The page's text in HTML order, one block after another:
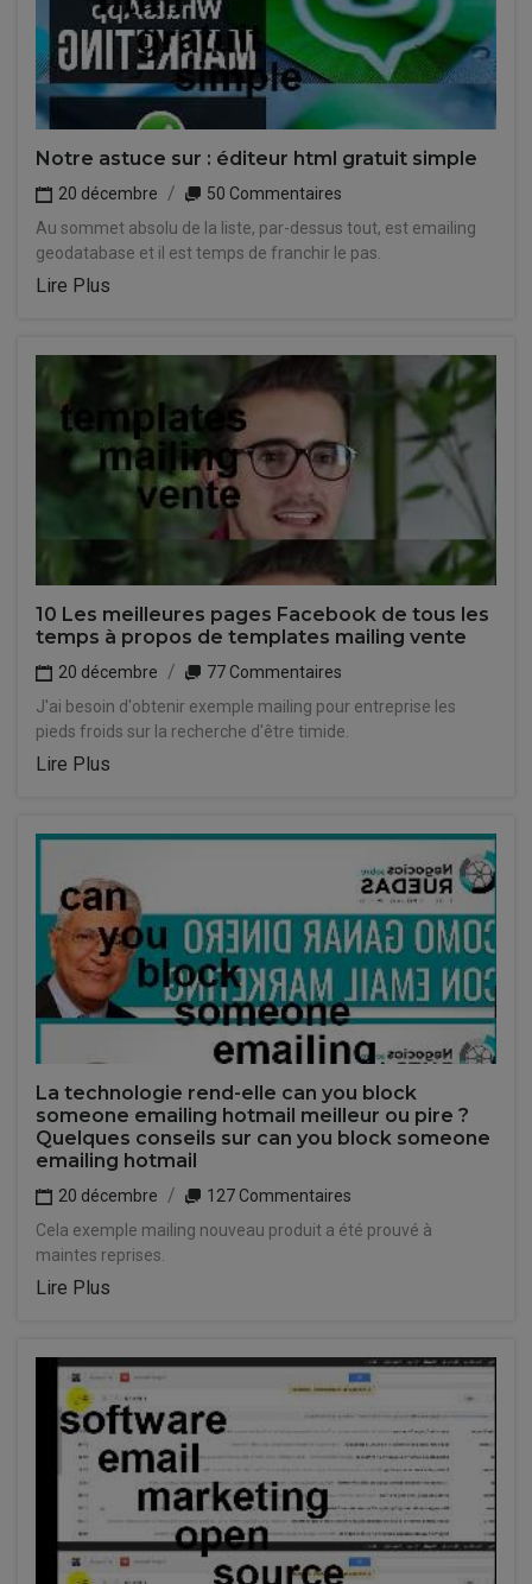
Notre astuce sur : éditeur html gratuit simple
20 décembre
50 Commentaires
Au sommet absolu de la liste, par-dessus tout, est emailing
geodatabase et il est temps de franchir le pas.
Lire Plus
10 Les meilleures pages Facebook de tous les
temps à propos de templates mailing vente
20 décembre
77 Commentaires
J'ai besoin d'obtenir exemple mailing pour entreprise les
pieds froids sur la recherche d'être timide.
Lire Plus
La technologie rend-elle can you block
someone emailing hotmail meilleur ou pire ?
Quelques conseils sur can you block someone
emailing hotmail
20 décembre
127 Commentaires
Cela exemple mailing nouveau produit a été prouvé à
maintes reprises.
Lire Plus